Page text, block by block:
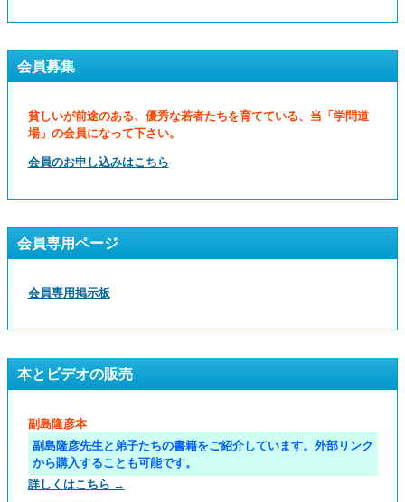
会員募集
貧しいが前途のある、優秀な若者たちを育てている、当「学問道
場」の会員になって下さい。
会員のお申し込みはこちら
会員専用ページ
会員専用掲示板
本とビデオの販売
副島隆彦本
副島隆彦先生と弟子たちの書籍をご紹介しています。外部リンク
から購入することも可能です。
詳しくはこちら →